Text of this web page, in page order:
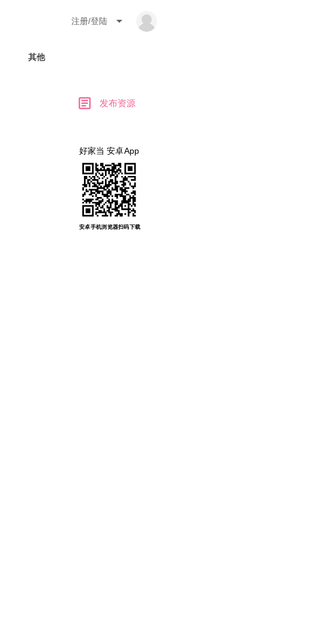
注册/登陆 arrow_drop_down
其他
article 发布资源
好家当 安卓App
安卓手机浏览器扫码下载